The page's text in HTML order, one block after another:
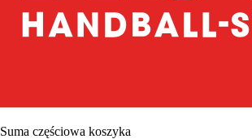
Suma częściowa koszyka